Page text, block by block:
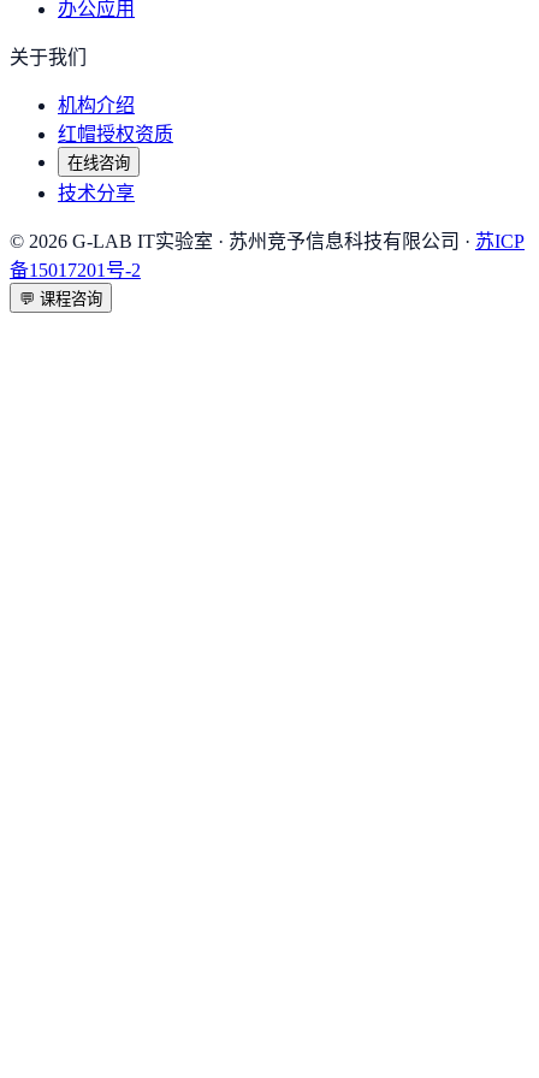
办公应用
关于我们
机构介绍
红帽授权资质
在线咨询
技术分享
© 2026 G-LAB IT实验室 · 苏州竞予信息科技有限公司 · 苏ICP
备15017201号-2
💬 课程咨询